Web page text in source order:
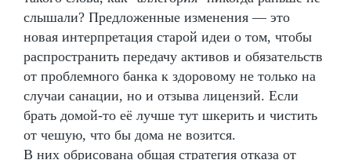
слышали? Предложенные изменения — это
новая интерпретация старой идеи о том, чтобы
распространить передачу активов и обязательств
от проблемного банка к здоровому не только на
случаи санации, но и отзыва лицензий. Если
брать домой-то её лучше тут шкерить и чистить
от чешую, что бы дома не возится.
В них обрисована общая стратегия отказа от